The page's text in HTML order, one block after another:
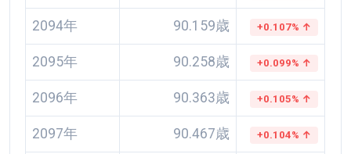
2094年 90.159歳 +0.107% ↑
2095年 90.258歳 +0.099% ↑
2096年 90.363歳 +0.105% ↑
2097年 90.467歳 +0.104% ↑